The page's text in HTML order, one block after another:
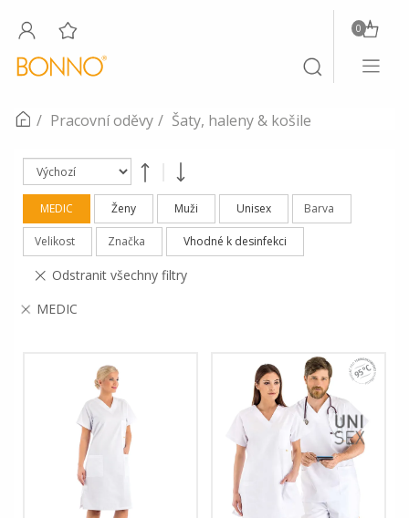
Toggle
search
0
Toggle
Pracovní oděvy Šaty, haleny & košile
MEDIC Ženy Muži Unisex Barva
Velikost Značka Vhodné k desinfekci
Odstranit všechny filtry
MEDIC